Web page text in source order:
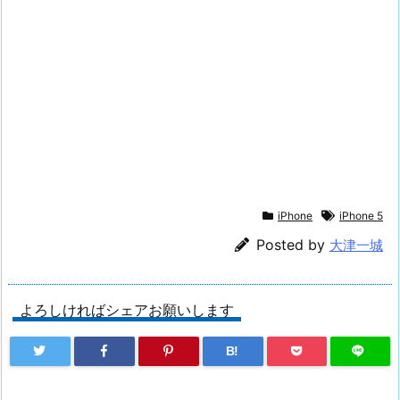
iPhone iPhone 5
Posted by 大津一城
よろしければシェアお願いします
B!